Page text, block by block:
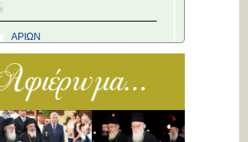
ΑΡΙΩΝ
Τρέλας
Επισημάνσεις
στους κόμβους!